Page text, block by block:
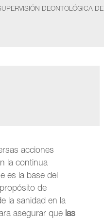
DEONTOLÓGICA DE
acciones
la continua
es la base del
de
la sanidad en la
asegurar que las